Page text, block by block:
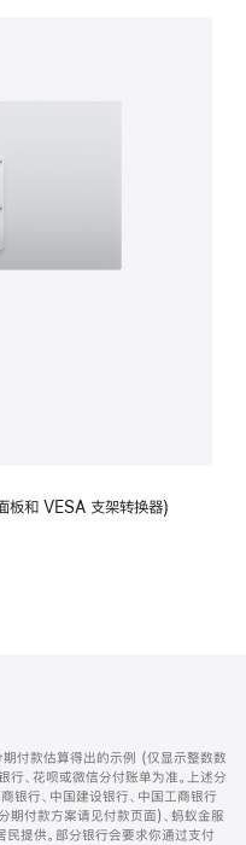
和 VESA 支架转换器)
付款估算得出的示例 (仅显示整数数
行、花呗或微信分付账单为准。上述分
银行、中国建设银行、中国工商银行
期付款方案请见付款页面)、蚂蚁金服
提供。部分银行会要求你通过支付